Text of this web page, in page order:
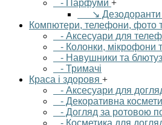
- Парфуми +
↘ Дезодоранти
Компютери, телефони, фото
- Аксесуари для
- Колонки, мікрофони
- Навушники та блютуз
- Тримачі
Краса і здоровя +
- Аксесуари для
- Декоративна
- Догляд за ротовою
- Косметика для